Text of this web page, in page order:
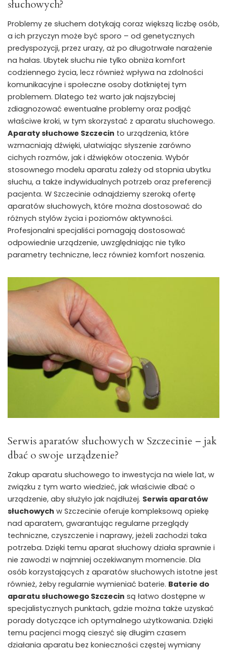
słuchowych?
Problemy ze słuchem dotykają coraz większą liczbę osób,
a ich przyczyn może być sporo – od genetycznych
predyspozycji, przez urazy, aż po długotrwałe narażenie
na hałas. Ubytek słuchu nie tylko obniża komfort
codziennego życia, lecz również wpływa na zdolności
komunikacyjne i społeczne osoby dotkniętej tym
problemem. Dlatego też warto jak najszybciej
zdiagnozować ewentualne problemy oraz podjąć
właściwe kroki, w tym skorzystać z aparatu słuchowego.
Aparaty słuchowe Szczecin to urządzenia, które
wzmacniają dźwięki, ułatwiając słyszenie zarówno
cichych rozmów, jak i dźwięków otoczenia. Wybór
stosownego modelu aparatu zależy od stopnia ubytku
słuchu, a także indywidualnych potrzeb oraz preferencji
pacjenta. W Szczecinie odnajdziemy szeroką ofertę
aparatów słuchowych, które można dostosować do
różnych stylów życia i poziomów aktywności.
Profesjonalni specjaliści pomagają dostosować
odpowiednie urządzenie, uwzględniając nie tylko
parametry techniczne, lecz również komfort noszenia.
Serwis aparatów słuchowych w Szczecinie – jak
dbać o swoje urządzenie?
Zakup aparatu słuchowego to inwestycja na wiele lat, w
związku z tym warto wiedzieć, jak właściwie dbać o
urządzenie, aby służyło jak najdłużej. Serwis aparatów
słuchowych w Szczecinie oferuje kompleksową opiekę
nad aparatem, gwarantując regularne przeglądy
techniczne, czyszczenie i naprawy, jeżeli zachodzi taka
potrzeba. Dzięki temu aparat słuchowy działa sprawnie i
nie zawodzi w najmniej oczekiwanym momencie. Dla
osób korzystających z aparatów słuchowych istotne jest
również, żeby regularnie wymieniać baterie. Baterie do
aparatu słuchowego Szczecin są łatwo dostępne w
specjalistycznych punktach, gdzie można także uzyskać
porady dotyczące ich optymalnego użytkowania. Dzięki
temu pacjenci mogą cieszyć się długim czasem
działania aparatu bez konieczności częstej wymiany